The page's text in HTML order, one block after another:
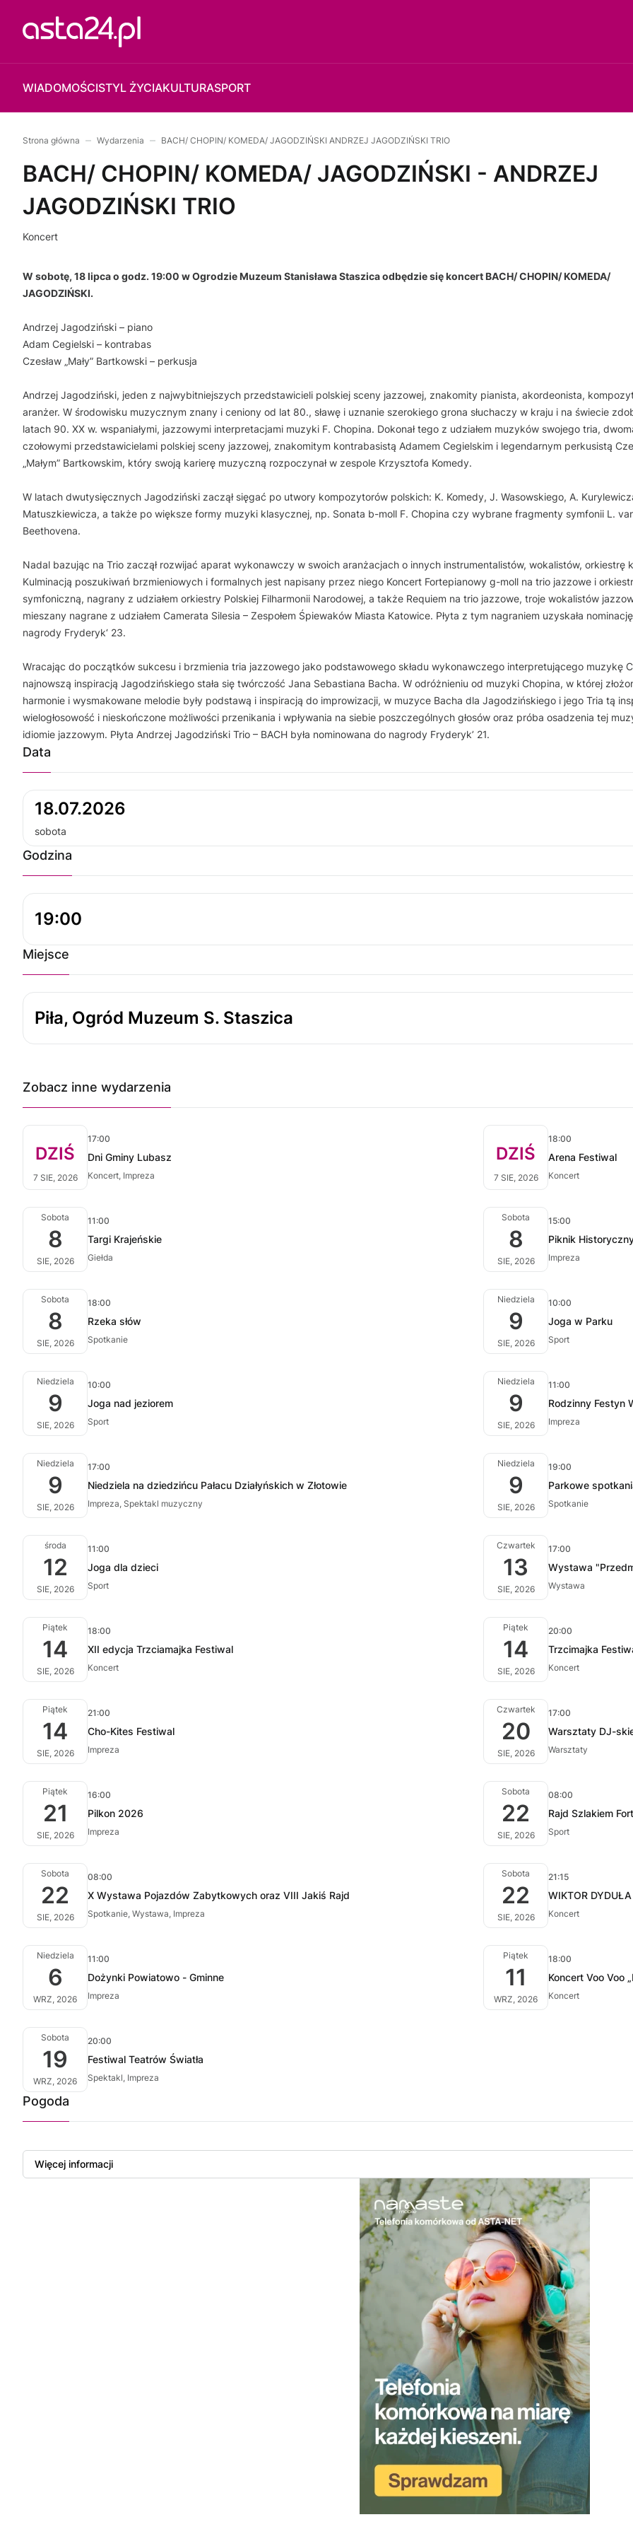
WIADOMOŚCISTYL ŻYCIAKULTURASPORT
Strona główna Wydarzenia BACH/ CHOPIN/ KOMEDA/ JAGODZIŃSKI ANDRZEJ JAGODZIŃSKI TRIO
BACH/ CHOPIN/ KOMEDA/ JAGODZIŃSKI - ANDRZEJ
JAGODZIŃSKI TRIO
Koncert
W sobotę, 18 lipca o godz. 19:00 w Ogrodzie Muzeum Stanisława Staszica odbędzie się koncert BACH/ CHOPIN/ KOMEDA/
JAGODZIŃSKI.
Andrzej Jagodziński – piano
Adam Cegielski – kontrabas
Czesław „Mały” Bartkowski – perkusja
Andrzej Jagodziński, jeden z najwybitniejszych przedstawicieli polskiej sceny jazzowej, znakomity pianista, akordeonista,
aranżer. W środowisku muzycznym znany i ceniony od lat 80., sławę i uznanie szerokiego grona słuchaczy w kraju i na świecie
latach 90. XX w. wspaniałymi, jazzowymi interpretacjami muzyki F. Chopina. Dokonał tego z udziałem muzyków swojego tria,
czołowymi przedstawicielami polskiej sceny jazzowej, znakomitym kontrabasistą Adamem Cegielskim i legendarnym perkusistą
„Małym” Bartkowskim, który swoją karierę muzyczną rozpoczynał w zespole Krzysztofa Komedy.
W latach dwutysięcznych Jagodziński zaczął sięgać po utwory kompozytorów polskich: K. Komedy, J. Wasowskiego, A.
Matuszkiewicza, a także po większe formy muzyki klasycznej, np. Sonata b-moll F. Chopina czy wybrane fragmenty symfonii L.
Beethovena.
Nadal bazując na Trio zaczął rozwijać aparat wykonawczy w swoich aranżacjach o innych instrumentalistów, wokalistów, orkiestrę
Kulminacją poszukiwań brzmieniowych i formalnych jest napisany przez niego Koncert Fortepianowy g-moll na trio jazzowe i
symfoniczną, nagrany z udziałem orkiestry Polskiej Filharmonii Narodowej, a także Requiem na trio jazzowe, troje wokalistów
mieszany nagrane z udziałem Camerata Silesia – Zespołem Śpiewaków Miasta Katowice. Płyta z tym nagraniem uzyskała
nagrody Fryderyk‘ 23.
Wracając do początków sukcesu i brzmienia tria jazzowego jako podstawowego składu wykonawczego interpretującego muzykę
najnowszą inspiracją Jagodzińskiego stała się twórczość Jana Sebastiana Bacha. W odróżnieniu od muzyki Chopina, w której
harmonie i wysmakowane melodie były podstawą i inspiracją do improwizacji, w muzyce Bacha dla Jagodzińskiego i jego Tria tą
wielogłosowość i nieskończone możliwości przenikania i wpływania na siebie poszczególnych głosów oraz próba osadzenia tej
idiomie jazzowym. Płyta Andrzej Jagodziński Trio – BACH była nominowana do nagrody Fryderyk’ 21.
Data
18.07.2026
sobota
Godzina
19:00
Miejsce
Piła, Ogród Muzeum S. Staszica
Zobacz inne wydarzenia
DZIŚ
7 SIE, 2026
17:00
Dni Gminy Lubasz
Koncert, Impreza
DZIŚ
7 SIE, 2026
18:00
Arena Festiwal
Koncert
Sobota
8
SIE, 2026
11:00
Targi Krajeńskie
Giełda
Sobota
8
SIE, 2026
15:00
Piknik
Impreza
Sobota
8
SIE, 2026
18:00
Rzeka słów
Spotkanie
Niedziela
9
SIE, 2026
10:00
Joga w Parku
Sport
Niedziela
9
SIE, 2026
10:00
Joga nad jeziorem
Sport
Niedziela
9
SIE, 2026
11:00
Rodzinny Festyn
Impreza
Niedziela
9
SIE, 2026
17:00
Niedziela na dziedzińcu Pałacu Działyńskich w Złotowie
Impreza, Spektakl muzyczny
Niedziela
9
SIE, 2026
19:00
Parkowe
Spotkanie
środa
12
SIE, 2026
11:00
Joga dla dzieci
Sport
Czwartek
13
SIE, 2026
17:00
Wystawa
Wystawa
Piątek
14
SIE, 2026
18:00
XII edycja Trzciamajka Festiwal
Koncert
Piątek
14
SIE, 2026
20:00
Trzcimajka
Koncert
Piątek
14
SIE, 2026
21:00
Cho-Kites Festiwal
Impreza
Czwartek
20
SIE, 2026
17:00
Warsztaty DJ-
Warsztaty
Piątek
21
SIE, 2026
16:00
Pilkon 2026
Impreza
Sobota
22
SIE, 2026
08:00
Rajd Szlakiem
Sport
Sobota
22
SIE, 2026
08:00
X Wystawa Pojazdów Zabytkowych oraz VIII Jakiś Rajd
Spotkanie, Wystawa, Impreza
Sobota
22
SIE, 2026
21:15
WIKTOR
Koncert
Niedziela
6
WRZ, 2026
11:00
Dożynki Powiatowo - Gminne
Impreza
Piątek
11
WRZ, 2026
18:00
Koncert Voo Voo
Koncert
Sobota
19
WRZ, 2026
20:00
Festiwal Teatrów Światła
Spektakl, Impreza
Pogoda
Więcej informacji